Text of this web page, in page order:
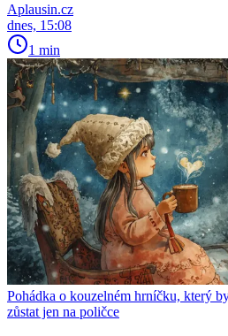
Aplausin.cz
dnes, 15:08
1 min
Pohádka o kouzelném hrníčku, který
zůstat jen na poličce